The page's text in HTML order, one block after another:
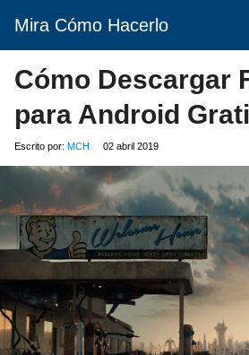
Mira Cómo Hacerlo
Cómo Descargar
para Android
Escrito por: MCH 02 abril 2019